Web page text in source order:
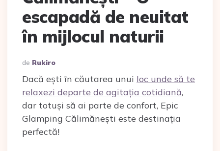
escapadă de neuitat
în mijlocul naturii
Scris
De Rukiro
Dacă ești în căutarea unui loc unde să te
relaxezi departe de agitația cotidiană,
dar totuși să ai parte de confort, Epic
Glamping Călimănești este destinația
perfectă!